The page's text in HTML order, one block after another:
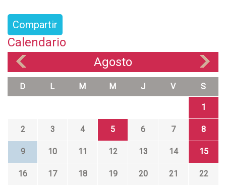
Compartir
Calendario
Agosto
D L M M J V S
1
2 3 4 5 6 7 8
9 10 11 12 13 14 15
16 17 18 19 20 21 22